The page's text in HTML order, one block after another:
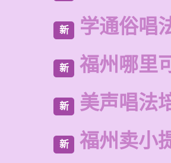
新 学通俗唱
新 福州哪里
新 美声唱法
新 福州卖小